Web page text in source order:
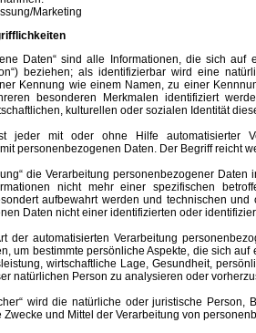
Marketing
Daten“ sind alle Informationen, die sich
beziehen; als identifizierbar wird eine
Kennung wie einem Namen, zu einer
besonderen Merkmalen identifiziert
kulturellen oder sozialen Identität
ist jeder mit oder ohne Hilfe automatisierter
personenbezogenen Daten. Der Begriff reicht
die Verarbeitung personenbezogener
nicht mehr einer spezifischen
aufbewahrt werden und technischen
Daten nicht einer identifizierten oder
der automatisierten Verarbeitung
um bestimmte persönliche Aspekte, die sich
wirtschaftliche Lage, Gesundheit,
natürlichen Person zu analysieren oder
wird die natürliche oder juristische
und Mittel der Verarbeitung von